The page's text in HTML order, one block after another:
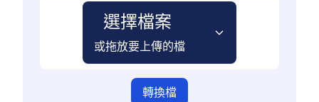
選擇檔案
或拖放要上傳的檔
轉換檔